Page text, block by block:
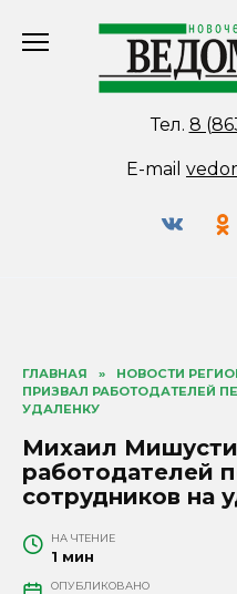
Тел. 8
E-mail
ГЛАВНАЯ » НОВОСТИ
ПРИЗВАЛ РАБОТОДАТЕЛЕЙ
УДАЛЕНКУ
Михаил
работодателей
сотрудников на
НА ЧТЕНИЕ
1 мин
ОПУБЛИКОВАНО